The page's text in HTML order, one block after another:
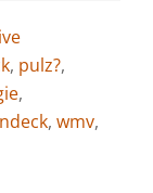
, pulz?,
,
, wmv,